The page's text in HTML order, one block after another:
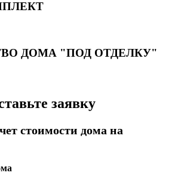
ДОМА "ПОД ОТДЕЛКУ"
заявку
стоимости дома на